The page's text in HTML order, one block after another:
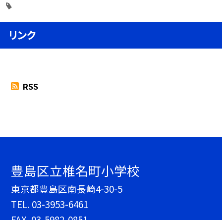
リンク
RSS
豊島区立椎名町小学校
東京都豊島区南長崎4-30-5
TEL. 03-3953-6461